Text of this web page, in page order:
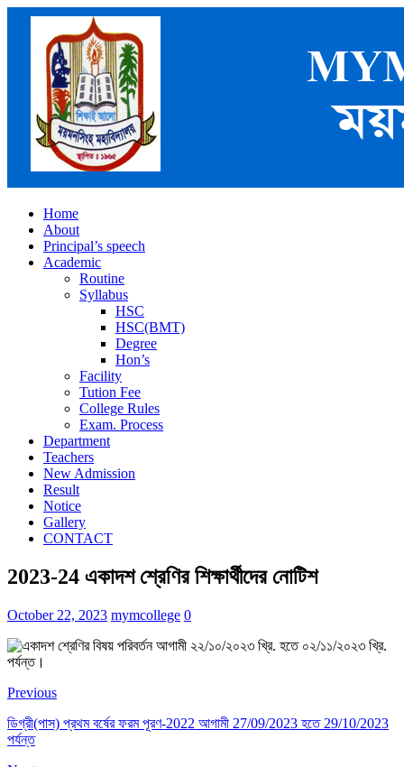
Home
About
Principal’s speech
Academic
Routine
Syllabus
HSC
HSC(BMT)
Degree
Hon’s
Facility
Tution Fee
College Rules
Exam. Process
Department
Teachers
New Admission
Result
Notice
Gallery
CONTACT
2023-24 একাদশ শ্রেণির শিক্ষার্থীদের নোটিশ
October 22, 2023 mymcollege 0
Previous
ডিগ্রী(পাস) প্রথম বর্ষের ফরম পূরণ-2022 আগামী 27/09/2023 হতে 29/10/2023
পর্যন্ত